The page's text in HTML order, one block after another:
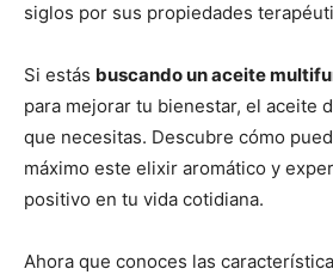
siglos por sus propiedades
Si estás buscando un aceite
para mejorar tu bienestar, el aceite
que necesitas. Descubre cómo
máximo este elixir aromático y
positivo en tu vida cotidiana.
Ahora que conoces las